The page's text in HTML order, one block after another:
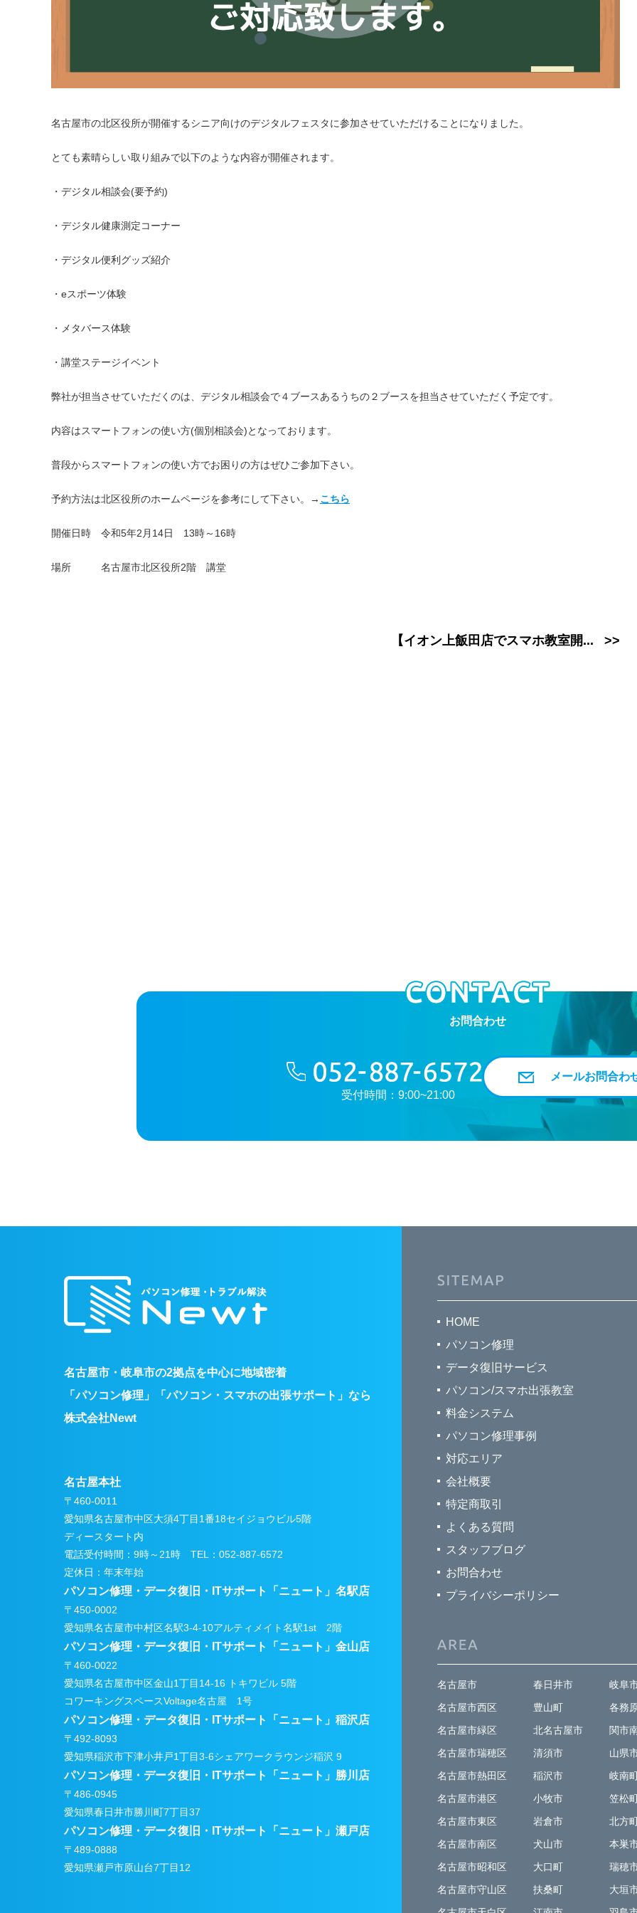
名古屋市の北区役所が開催するシニア向けのデジタルフェスタに参加させていただけることになりました。
とても素晴らしい取り組みで以下のような内容が開催されます。
・デジタル相談会(要予約)
・デジタル健康測定コーナー
・デジタル便利グッズ紹介
・eスポーツ体験
・メタバース体験
・講堂ステージイベント
弊社が担当させていただくのは、デジタル相談会で４ブースあるうちの２ブースを担当させていただく予定です。
内容はスマートフォンの使い方(個別相談会)となっております。
普段からスマートフォンの使い方でお困りの方はぜひご参加下さい。
予約方法は北区役所のホームページを参考にして下さい。→ こちら
開催日時 令和5年2月14日 13時～16時
場所 名古屋市北区役所2階 講堂
【イオン上飯田店でスマホ教室開...
お問合わせ
受付時間：9:00~21:00
メールお問合わ
名古屋市・岐阜市の2拠点を中心に地域密着
「パソコン修理」「パソコン・スマホの出張サポート」なら
株式会社Newt
名古屋本社
〒460-0011
愛知県名古屋市中区大須4丁目1番18セイジョウビル5階
ディースタート内
電話受付時間：9時～21時 TEL：052-887-6572
定休日：年末年始
パソコン修理・データ復旧・ITサポート 「ニュート」名駅店
〒450-0002
愛知県名古屋市中村区名駅3-4-10アルティメイト名駅1st 2階
パソコン修理・データ復旧・ITサポート 「ニュート」金山店
〒460-0022
愛知県名古屋市中区金山1丁目14-16 トキワビル 5階
コワーキングスペースVoltage名古屋 1号
パソコン修理・データ復旧・ITサポート 「ニュート」稲沢店
〒492-8093
愛知県稲沢市下津小井戸1丁目3-6シェアワークラウンジ稲沢 9
パソコン修理・データ復旧・ITサポート 「ニュート」勝川店
〒486-0945
愛知県春日井市勝川町7丁目37
パソコン修理・データ復旧・ITサポート 「ニュート」瀬戸店
〒489-0888
愛知県瀬戸市原山台7丁目12
HOME
パソコン修理
データ復旧サービス
パソコン/スマホ出張教室
料金システム
パソコン修理事例
対応エリア
会社概要
特定商取引
よくある質問
スタッフブログ
お問合わせ
プライバシーポリシー
名古屋市
名古屋市西区
名古屋市緑区
名古屋市瑞穂区
名古屋市熱田区
名古屋市港区
名古屋市東区
名古屋市南区
名古屋市昭和区
名古屋市守山区
春日井市
豊山町
北名古屋市
清須市
稲沢市
小牧市
岩倉市
犬山市
大口町
扶桑町
岐阜
各務
関市
山県
岐南
笠松
北方
本巣
瑞穂
大垣